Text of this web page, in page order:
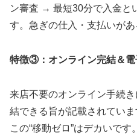
ン審査 → 最短30分で入金と
す。急ぎの仕入・支払いがあ
特徴③：オンライン完結＆電
来店不要のオンライン手続
結できる旨が記載されてい
この“移動ゼロ”はデカいです。